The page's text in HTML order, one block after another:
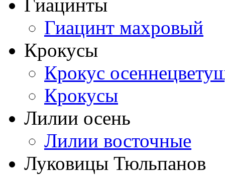
Гиацинты
Гиацинт махровый
Крокусы
Крокус
Крокусы
Лилии осень
Лилии восточные
Луковицы Тюльпанов